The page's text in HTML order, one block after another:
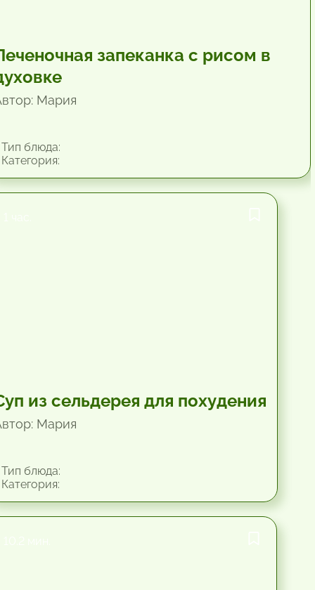
запеканка с рисом в
Мария
блюда:
из сельдерея для похудения
Мария
блюда: